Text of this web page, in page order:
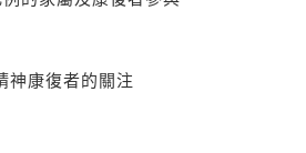
神康復者的關注